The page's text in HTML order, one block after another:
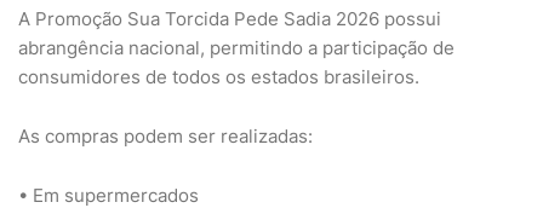
A Promoção Sua Torcida Pede Sadia 2026 possui
abrangência nacional, permitindo a participação de
consumidores de todos os estados brasileiros.
As compras podem ser realizadas:
• Em supermercados